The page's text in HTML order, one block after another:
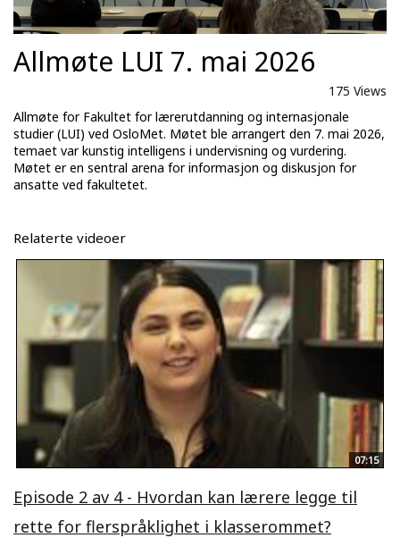
Allmøte LUI 7. mai 2026
175 Views
Allmøte for Fakultet for lærerutdanning og internasjonale
studier (LUI) ved OsloMet. Møtet ble arrangert den 7. mai 2026,
temaet var kunstig intelligens i undervisning og vurdering.
Møtet er en sentral arena for informasjon og diskusjon for
ansatte ved fakultetet.
Relaterte videoer
07:15
Episode 2 av 4 - Hvordan kan lærere legge til
rette for flerspråklighet i klasserommet?